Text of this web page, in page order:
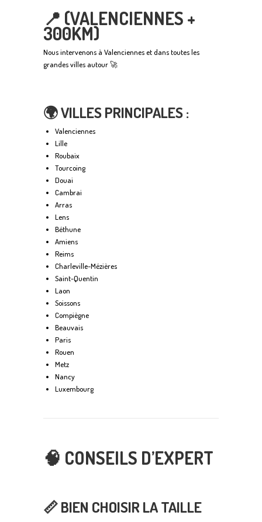
📍 (VALENCIENNES +
300KM)
Nous intervenons à Valenciennes et dans toutes les
grandes villes autour 🚀
🌍 VILLES PRINCIPALES :
Valenciennes
Lille
Roubaix
Tourcoing
Douai
Cambrai
Arras
Lens
Béthune
Amiens
Reims
Charleville-Mézières
Saint-Quentin
Laon
Soissons
Compiègne
Beauvais
Paris
Rouen
Metz
Nancy
Luxembourg
🧠 CONSEILS D’EXPERT
📏 BIEN CHOISIR LA TAILLE